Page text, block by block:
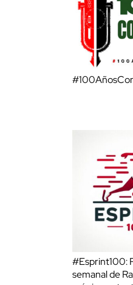
#Esprint100:
semanal de